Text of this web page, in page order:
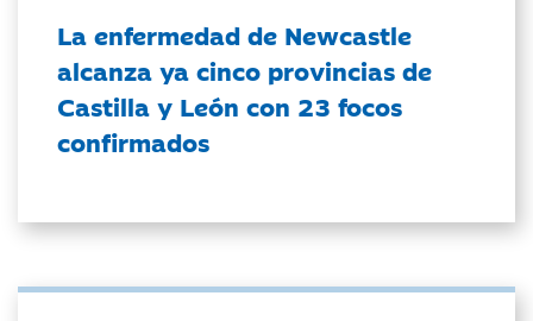
La enfermedad de Newcastle
alcanza ya cinco provincias de
Castilla y León con 23 focos
confirmados